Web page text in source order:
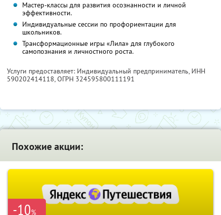
Мастер-классы для развития осознанности и личной
эффективности.
Индивидуальные сессии по профориентации для
школьников.
Трансформационные игры «Лила» для глубокого
самопознания и личностного роста.
Услуги предоставляет: Индивидуальный предприниматель, ИНН
590202414118, ОГРН 324595800111191
Похожие акции:
-10%